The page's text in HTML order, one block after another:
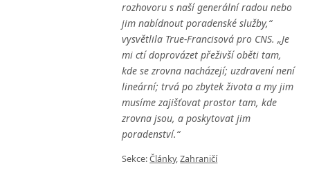
rozhovoru s naší generální radou nebo
jim nabídnout poradenské služby,“
vysvětlila True-Francisová pro CNS. „Je
mi ctí doprovázet přeživší oběti tam,
kde se zrovna nacházejí; uzdravení není
lineární; trvá po zbytek života a my jim
musíme zajišťovat prostor tam, kde
zrovna jsou, a poskytovat jim
poradenství.“
Sekce:Články,Zahraničí